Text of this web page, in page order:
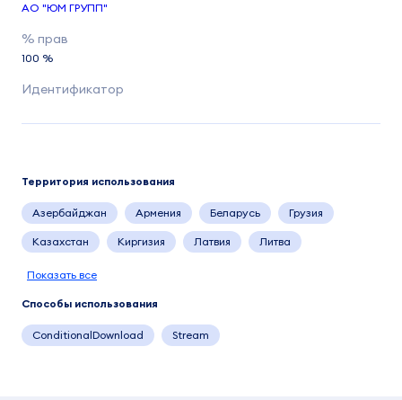
АО "ЮМ ГРУПП"
100 %
Территория использования
Азербайджан Армения Беларусь Грузия
Казахстан Киргизия Латвия Литва
Показать все
Способы использования
ConditionalDownload Stream